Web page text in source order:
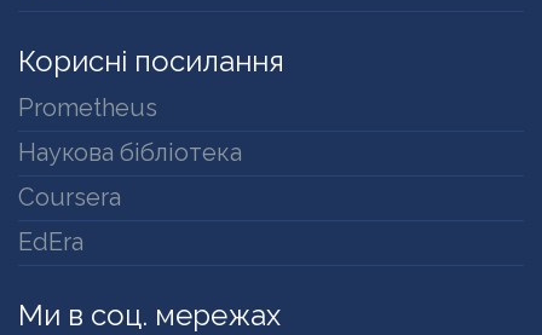
Корисні посилання
Prometheus
Наукова бібліотека
Coursera
EdEra
Ми в соц. мережах